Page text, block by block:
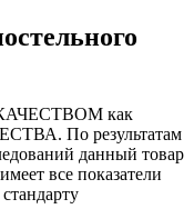
как
По результатам
данный товар
все показатели